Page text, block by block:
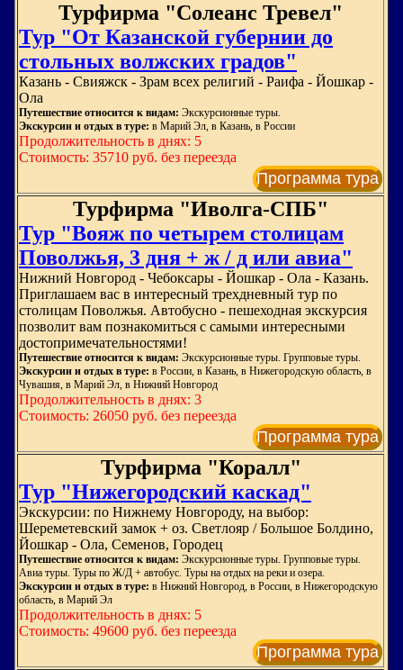
Турфирма "Солеанс Тревел"
Тур "От Казанской губернии до
стольных волжских градов"
Казань - Свияжск - Зрам всех религий - Раифа - Йошкар -
Ола
Путешествие относится к видам: Экскурсионные туры.
Экскурсии и отдых в туре: в Марий Эл, в Казань, в России
Продолжительность в днях: 5
Стоимость: 35710 руб. без переезда
Программа тура
Турфирма "Иволга-СПБ"
Тур "Вояж по четырем столицам
Поволжья, 3 дня + ж / д или авиа"
Нижний Новгород - Чебоксары - Йошкар - Ола - Казань.
Приглашаем вас в интересный трехдневный тур по
столицам Поволжья. Автобусно - пешеходная экскурсия
позволит вам познакомиться с самыми интересными
достопримечательностями!
Путешествие относится к видам: Экскурсионные туры. Групповые туры.
Экскурсии и отдых в туре: в России, в Казань, в Нижегородскую область, в
Чувашия, в Марий Эл, в Нижний Новгород
Продолжительность в днях: 3
Стоимость: 26050 руб. без переезда
Программа тура
Турфирма "Коралл"
Тур "Нижегородский каскад"
Экскурсии: по Нижнему Новгороду, на выбор:
Шереметевский замок + оз. Светлояр / Большое Болдино,
Йошкар - Ола, Семенов, Городец
Путешествие относится к видам: Экскурсионные туры. Групповые туры.
Авиа туры. Туры по Ж/Д + автобус. Туры на отдых на реки и озера.
Экскурсии и отдых в туре: в Нижний Новгород, в России, в Нижегородскую
область, в Марий Эл
Продолжительность в днях: 5
Стоимость: 49600 руб. без переезда
Программа тура